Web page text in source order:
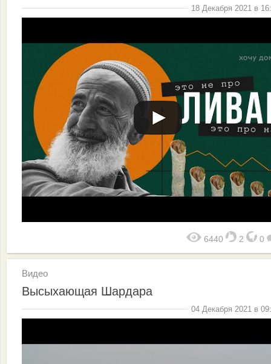
18 Декабря 2021 в
6440 2 0
Видео
Высыхающая Шардара
04 Декабря 2021 в